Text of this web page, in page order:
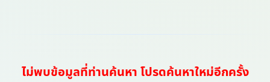
ไม่พบข้อมูลที่ท่านค้นหา โปรดค้นหาใหม่อีกครั้ง